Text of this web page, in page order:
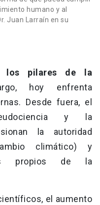
humano y al
Juan Larraín en su
los pilares de la
hoy enfrenta
Desde fuera, el
y la
la autoridad
climático) y
propios de la
el aumento